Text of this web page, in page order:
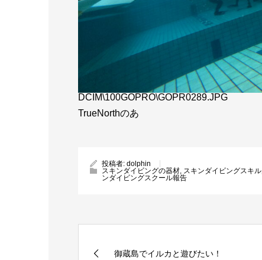
DCIM\100GOPRO\GOPR0289.JPG
TrueNorthのあ
投稿者: dolphin
スキンダイビングの器材 スキンダイビングスキル
ンダイビングスクール報告
御蔵島でイルカと遊びたい！